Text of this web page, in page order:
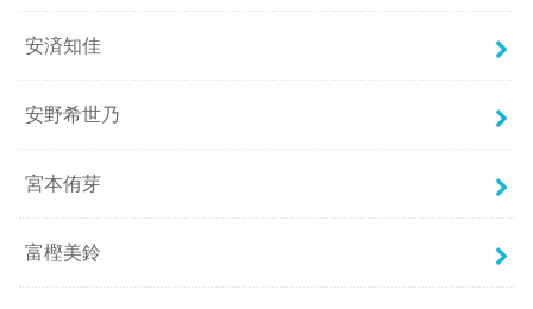
安済知佳
安野希世乃
宮本侑芽
富樫美鈴